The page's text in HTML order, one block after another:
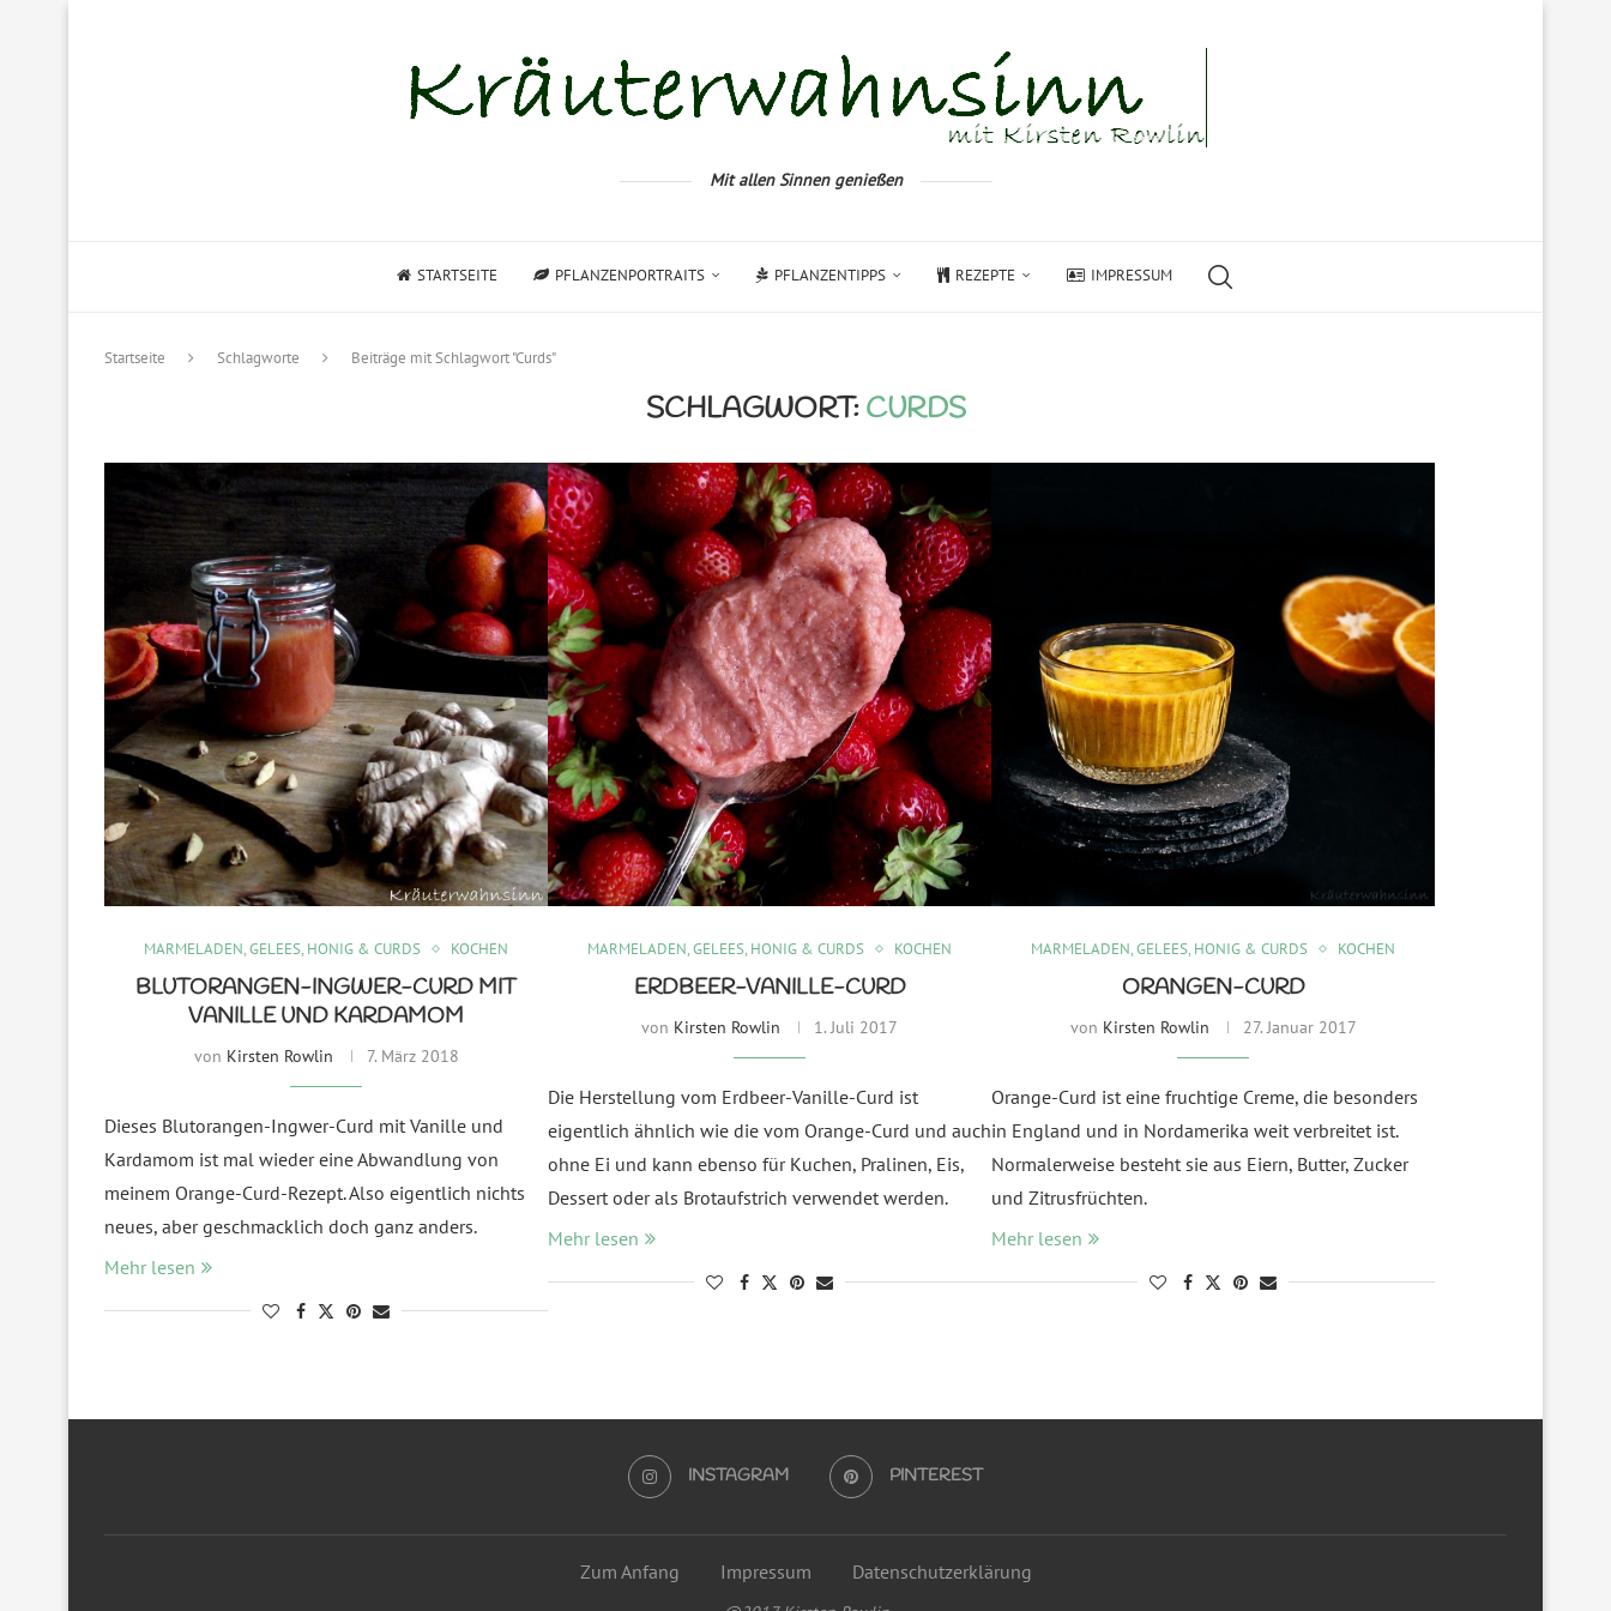
Mit allen Sinnen genießen
STARTSEITE PFLANZENPORTRAITS PFLANZENTIPPS REZEPTE IMPRESSUM
Startseite Schlagworte Beiträge mit Schlagwort "Curds"
SCHLAGWORT:CURDS
MARMELADEN, GELEES, HONIG & CURDS KOCHEN
BLUTORANGEN-INGWER-CURD MIT
VANILLE UND KARDAMOM
von Kirsten Rowlin 7. März 2018
Dieses Blutorangen-Ingwer-Curd mit Vanille und
Kardamom ist mal wieder eine Abwandlung von
meinem Orange-Curd-Rezept. Also eigentlich nichts
neues, aber geschmacklich doch ganz anders.
Mehr lesen
MARMELADEN, GELEES, HONIG & CURDS KOCHEN
ERDBEER-VANILLE-CURD
von Kirsten Rowlin 1. Juli 2017
Die Herstellung vom Erdbeer-Vanille-Curd ist
eigentlich ähnlich wie die vom Orange-Curd und auch
ohne Ei und kann ebenso für Kuchen, Pralinen, Eis,
Dessert oder als Brotaufstrich verwendet werden.
Mehr lesen
MARMELADEN, GELEES, HONIG & CURDS KOCHEN
ORANGEN-CURD
von Kirsten Rowlin 27. Januar 2017
Orange-Curd ist eine fruchtige Creme, die besonders
in England und in Nordamerika weit verbreitet ist.
Normalerweise besteht sie aus Eiern, Butter, Zucker
und Zitrusfrüchten.
Mehr lesen
INSTAGRAM PINTEREST
Zum Anfang Impressum Datenschutzerklärung